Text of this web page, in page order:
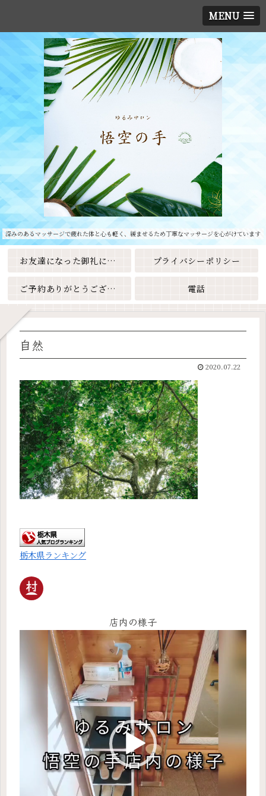
MENU
深みのあるマッサージで疲れた体と心も軽く、緩ませるため丁寧なマッサージを心がけています
お友達になった御礼に素敵なクーポンをプレゼント🎁 プライバシーポリシー
ご予約ありがとうございます 電話
自然
2020.07.22
栃木県ランキング
店内の様子